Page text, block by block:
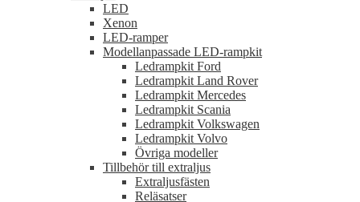
LED
Xenon
LED-ramper
Modellanpassade LED-rampkit
Ledrampkit Ford
Ledrampkit Land Rover
Ledrampkit Mercedes
Ledrampkit Scania
Ledrampkit Volkswagen
Ledrampkit Volvo
Övriga modeller
Tillbehör till extraljus
Extraljusfästen
Reläsatser